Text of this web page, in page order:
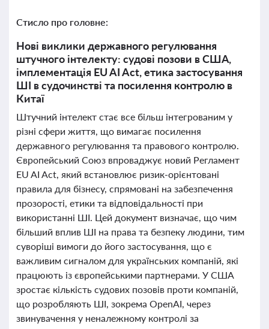
Стисло про головне:
Нові виклики державного регулювання
штучного інтелекту: судові позови в США,
імплементація EU AI Act, етика застосування
ШІ в судочинстві та посилення контролю в
Китаї
Штучний інтелект стає все більш інтегрованим у
різні сфери життя, що вимагає посилення
державного регулювання та правового контролю.
Європейський Союз впроваджує новий Регламент
EU AI Act, який встановлює ризик-орієнтовані
правила для бізнесу, спрямовані на забезпечення
прозорості, етики та відповідальності при
використанні ШІ. Цей документ визначає, що чим
більший вплив ШІ на права та безпеку людини, тим
суворіші вимоги до його застосування, що є
важливим сигналом для українських компаній, які
працюють із європейськими партнерами. У США
зростає кількість судових позовів проти компаній,
що розробляють ШІ, зокрема OpenAI, через
звинувачення у неналежному контролі за